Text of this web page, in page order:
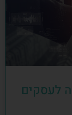
לעסקים